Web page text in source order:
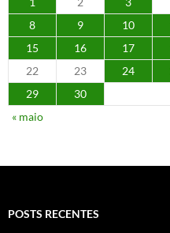
8
9 10
15
16 17
22
23 24
29
30
« maio
POSTS RECENTES